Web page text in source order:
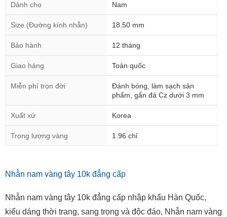
Dành cho Nam
Size (Đường kính nhẫn) 18.50 mm
Bảo hành 12 tháng
Giao hàng Toàn quốc
Miễn phí trọn đời
Đánh bóng, làm sạch sản
phẩm, gắn đá Cz dưới 3 mm
Xuất xứ Korea
Trọng lượng vàng 1.96 chỉ
Nhẫn nam vàng tây 10k đẳng cấp
Nhẫn nam vàng tây 10k đẳng cấp nhập khẩu Hàn Quốc,
kiểu dáng thời trang, sang trọng và độc đáo, Nhẫn nam vàng